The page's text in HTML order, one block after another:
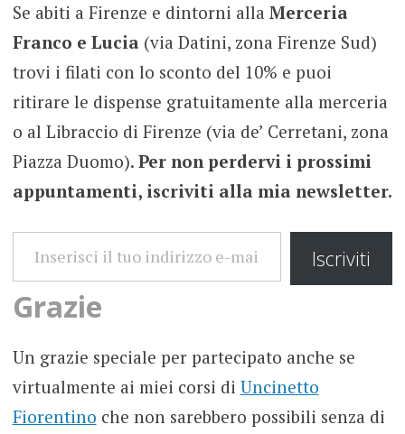
Se abiti a Firenze e dintorni alla Merceria
Franco e Lucia (via Datini, zona Firenze Sud)
trovi i filati con lo sconto del 10% e puoi
ritirare le dispense gratuitamente alla merceria
o al Libraccio di Firenze (via de’ Cerretani, zona
Piazza Duomo). Per non perdervi i prossimi
appuntamenti, iscriviti alla mia newsletter.
INSERISCI IL TUO INDIRIZZO E-MAIL
Iscriviti
Grazie
Un grazie speciale per partecipato anche se
virtualmente ai miei corsi di Uncinetto
Fiorentino che non sarebbero possibili senza di